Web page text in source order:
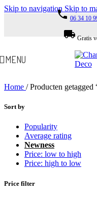
Skip to navigation Skip to
phone 06 34 10
local_shipping Gratis
MENU
Home / Producten
Sort by
Popularity
Average rating
Newness
Price: low to high
Price: high to low
Price filter